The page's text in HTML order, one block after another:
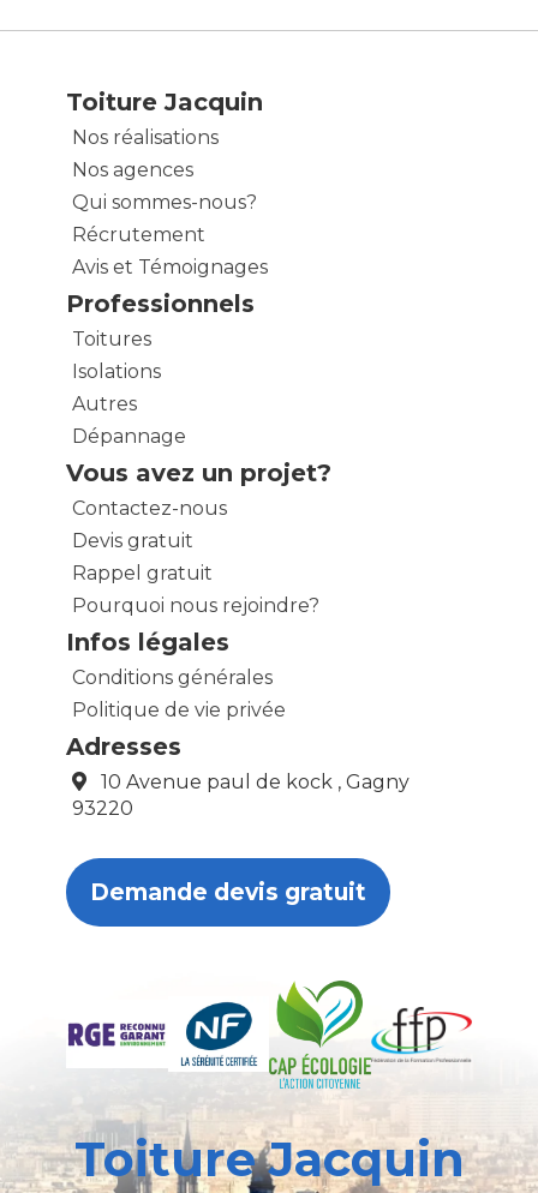
Toiture Jacquin
Nos réalisations
Nos agences
Qui sommes-nous?
Récrutement
Avis et Témoignages
Professionnels
Toitures
Isolations
Autres
Dépannage
Vous avez un projet?
Contactez-nous
Devis gratuit
Rappel gratuit
Pourquoi nous rejoindre?
Infos légales
Conditions générales
Politique de vie privée
Adresses
10 Avenue paul de kock , Gagny
93220
Demande devis gratuit
Toiture Jacquin